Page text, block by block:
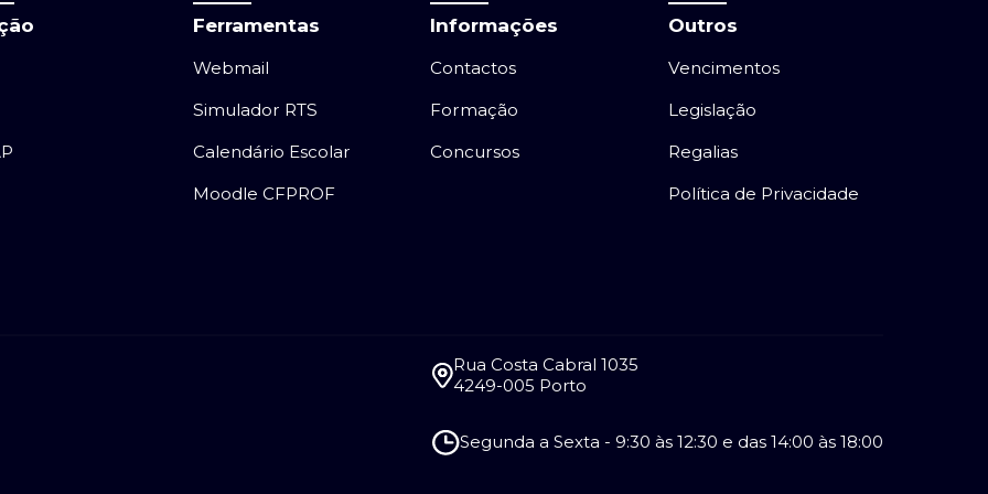
Ferramentas
Webmail
Simulador RTS
Calendário Escolar
Moodle CFPROF
Informações
Contactos
Formação
Concursos
Outros
Vencimentos
Legislação
Regalias
Política de Privacidade
Rua Costa Cabral 1035
4249-005 Porto
Segunda a Sexta - 9:30 às 12:30 e das 14:00 às 18:00